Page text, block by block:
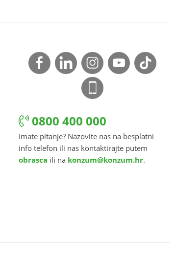
0800 400 000
Imate pitanje? Nazovite nas na besplatni
info telefon ili nas kontaktirajte putem
obrasca ili na konzum@konzum.hr.